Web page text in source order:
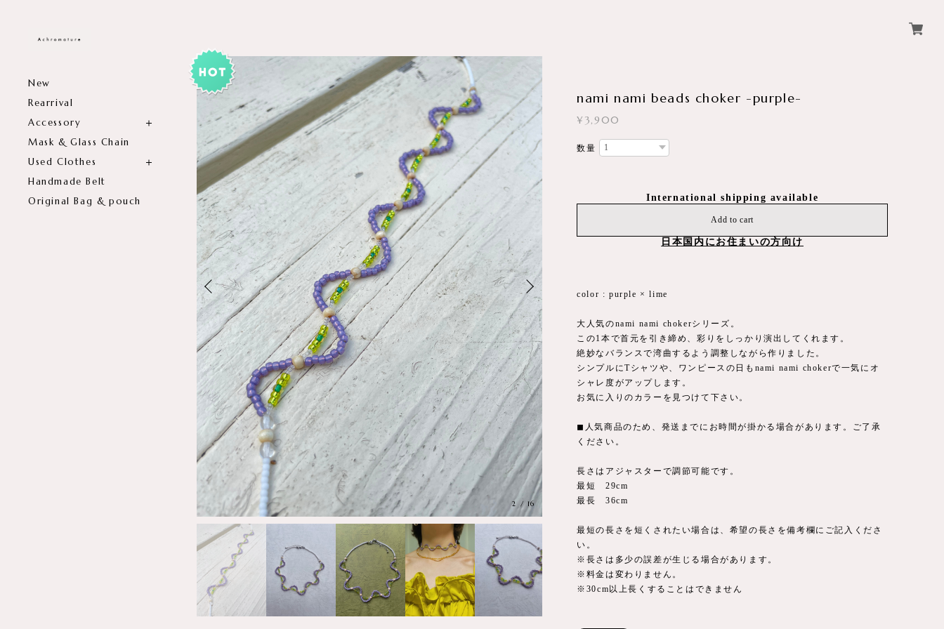
New
Rearrival
Accessory
Mask & Glass Chain
Used Clothes
Handmade Belt
Original Bag & pouch
3/ 16
nami nami beads choker -purple-
¥3,900
数量
International shipping available
Add to cart
日本国内にお住まいの方向け
color : purple × lime
大人気のnami nami chokerシリーズ。
この1本で首元を引き締め、彩りをしっかり演出してくれます。
絶妙なバランスで湾曲するよう調整しながら作りました。
シンプルにTシャツや、ワンピースの日もnami nami chokerで一気にオ
シャレ度がアップします。
お気に入りのカラーを見つけて下さい。
◼︎人気商品のため、発送までにお時間が掛かる場合があります。ご了承
ください。
長さはアジャスターで調節可能です。
最短 29cm
最長 36cm
最短の長さを短くされたい場合は、希望の長さを備考欄にご記入くださ
い。
※長さは多少の誤差が生じる場合があります。
※料金は変わりません。
※30cm以上長くすることはできません